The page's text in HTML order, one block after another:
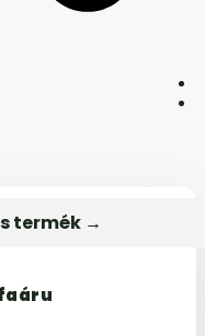
termék →